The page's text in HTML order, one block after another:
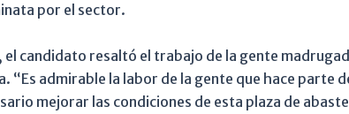
por el sector.
candidato resaltó el trabajo de la gente
“Es admirable la labor de la gente que hace parte
mejorar las condiciones de esta plaza de